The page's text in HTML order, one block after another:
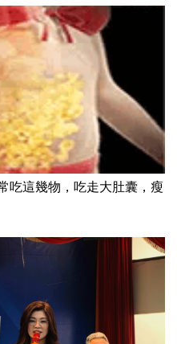
吃這幾物，吃走大肚囊，瘦